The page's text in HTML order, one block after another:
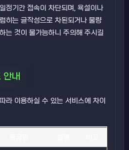
정기간 접속이 차단되며, 욕설이나
히는 글작성으로 차된되거나 불량
는 것이 불가능하니 주의해 주시길
안내
라 이용하실 수 있는 서비스에 차이